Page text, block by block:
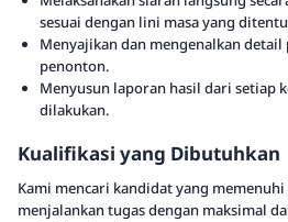
sesuai dengan lini masa yang
Menyajikan dan mengenalkan
penonton.
Menyusun laporan hasil dari setiap
dilakukan.
Kualifikasi yang Dibutuhkan
Kami mencari kandidat yang
menjalankan tugas dengan maksimal